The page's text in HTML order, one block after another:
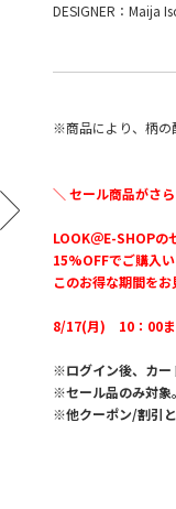
DESIGNER：Maija
※商品により、柄の
＼ セール商品がさ
LOOK＠E-SHOPの
15%OFFでご購入
このお得な期間を
8/17(月) 10：00
※ログイン後、カー
※セール品のみ対象
※他クーポン/割引